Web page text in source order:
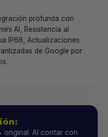
profunda con
AI, Resistencia al
IP68, Actualizaciones
de Google por
Al contar con